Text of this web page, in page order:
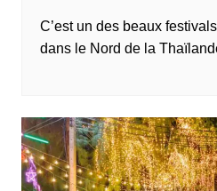
C’est un des beaux
dans le Nord de la